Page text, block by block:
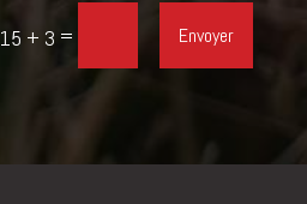
15 + 3 = Envoyer